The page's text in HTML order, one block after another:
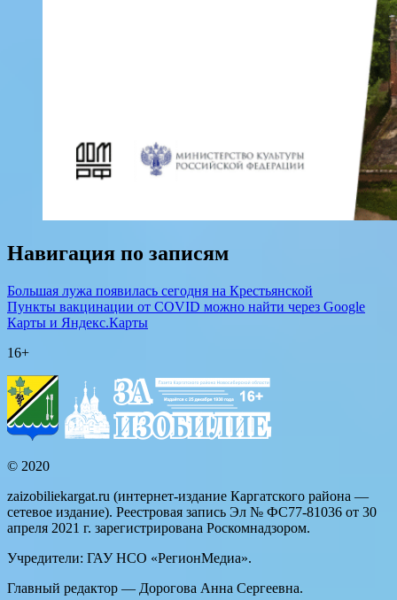
Навигация по записям
Большая лужа появилась сегодня на Крестьянской
Пункты вакцинации от COVID можно найти через Google
Карты и Яндекс.Карты
16+
© 2020
zaizobiliekargat.ru (интернет-издание Каргатского района —
сетевое издание). Реестровая запись Эл № ФС77-81036 от 30
апреля 2021 г. зарегистрирована Роскомнадзором.
Учредители: ГАУ НСО «РегионМедиа».
Главный редактор — Дорогова Анна Сергеевна.